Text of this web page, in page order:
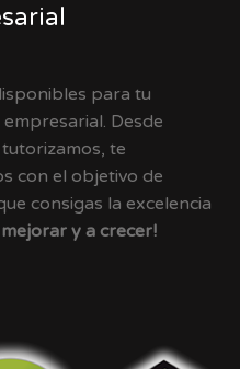
para tu
Desde
te
con el objetivo de
consigas la excelencia
mejorar y a crecer!